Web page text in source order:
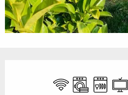
WiFi Lave linge
Lave